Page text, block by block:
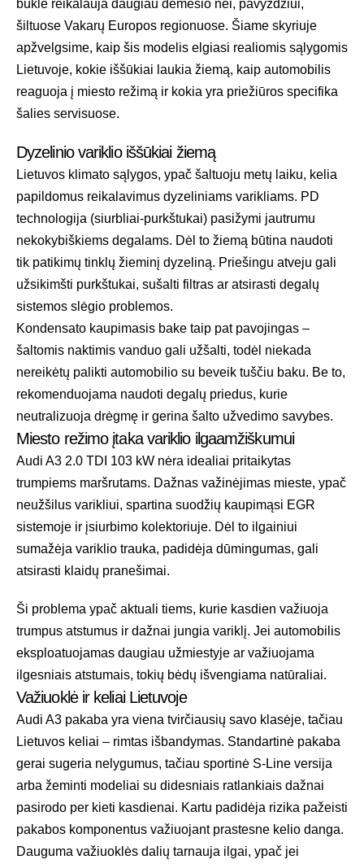
būklė reikalauja daugiau dėmesio nei, pavyzdžiui,
šiltuose Vakarų Europos regionuose. Šiame skyriuje
apžvelgsime, kaip šis modelis elgiasi realiomis sąlygomis
Lietuvoje, kokie iššūkiai laukia žiemą, kaip automobilis
reaguoja į miesto režimą ir kokia yra priežiūros specifika
šalies servisuose.
Dyzelinio variklio iššūkiai žiemą
Lietuvos klimato sąlygos, ypač šaltuoju metų laiku, kelia
papildomus reikalavimus dyzeliniams varikliams. PD
technologija (siurbliai-purkštukai) pasižymi jautrumu
nekokybiškiems degalams. Dėl to žiemą būtina naudoti
tik patikimų tinklų žieminį dyzeliną. Priešingu atveju gali
užsikimšti purkštukai, sušalti filtras ar atsirasti degalų
sistemos slėgio problemos.
Kondensato kaupimasis bake taip pat pavojingas –
šaltomis naktimis vanduo gali užšalti, todėl niekada
nereikėtų palikti automobilio su beveik tuščiu baku. Be to,
rekomenduojama naudoti degalų priedus, kurie
neutralizuoja drėgmę ir gerina šalto užvedimo savybes.
Miesto režimo įtaka variklio ilgaamžiškumui
Audi A3 2.0 TDI 103 kW nėra idealiai pritaikytas
trumpiems maršrutams. Dažnas važinėjimas mieste, ypač
neužšilus varikliui, spartina suodžių kaupimąsi EGR
sistemoje ir įsiurbimo kolektoriuje. Dėl to ilgainiui
sumažėja variklio trauka, padidėja dūmingumas, gali
atsirasti klaidų pranešimai.
Ši problema ypač aktuali tiems, kurie kasdien važiuoja
trumpus atstumus ir dažnai jungia variklį. Jei automobilis
eksploatuojamas daugiau užmiestyje ar važiuojama
ilgesniais atstumais, tokių bėdų išvengiama natūraliai.
Važiuoklė ir keliai Lietuvoje
Audi A3 pakaba yra viena tvirčiausių savo klasėje, tačiau
Lietuvos keliai – rimtas išbandymas. Standartinė pakaba
gerai sugeria nelygumus, tačiau sportinė S-Line versija
arba žeminti modeliai su didesniais ratlankiais dažnai
pasirodo per kieti kasdienai. Kartu padidėja rizika pažeisti
pakabos komponentus važiuojant prastesne kelio danga.
Dauguma važiuoklės dalių tarnauja ilgai, ypač jei